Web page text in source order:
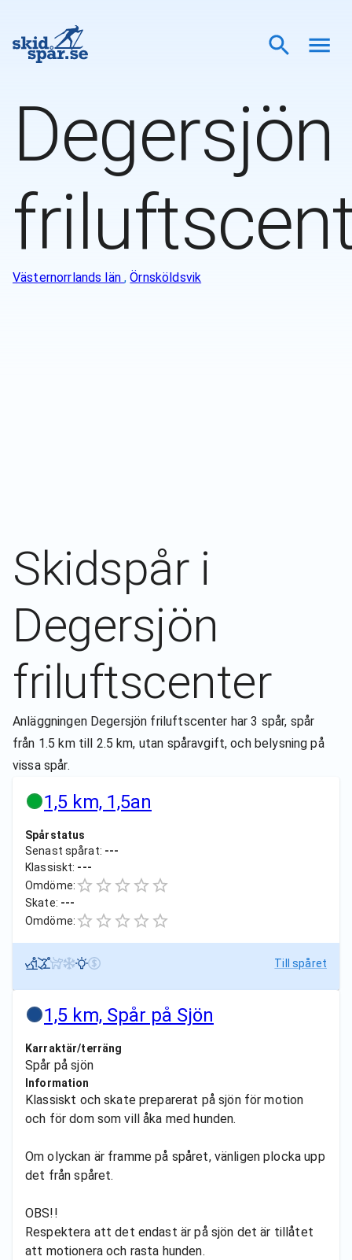
Degersjön
Västernorrlands län,Örnsköldsvik
Skidspår i
Degersjön
friluftscenter
Anläggningen Degersjön friluftscenter har 3 spår, spår
från 1.5 km till 2.5 km, utan spåravgift, och belysning på
vissa spår.
1,5 km, 1,5an
Spårstatus
Senast spårat: ---
Klassiskt: ---
Omdöme:
Skate: ---
Omdöme:
Till spåret
1,5 km, Spår på Sjön
Karraktär/terräng
Spår på sjön
Information
Klassiskt och skate preparerat på sjön för motion
och för dom som vill åka med hunden.
Om olyckan är framme på spåret, vänligen plocka upp
det från spåret.
OBS!!
Respektera att det endast är på sjön det är tillåtet
att motionera och rasta hunden.